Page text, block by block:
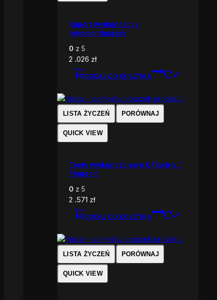
Raport wydajności z
rekomendacjami
0 z 5
2 .026 zł
DODAJ DO KOSZYKA
LISTA ŻYCZEŃ PORÓWNAJ
QUICK VIEW
Testy wydajnościowe GTmetrix /
Pingdom
0 z 5
2 .571 zł
DODAJ DO KOSZYKA
LISTA ŻYCZEŃ PORÓWNAJ
QUICK VIEW